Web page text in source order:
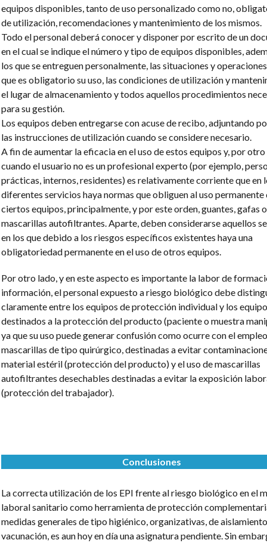
equipos disponibles, tanto de uso personalizado como no,
de utilización, recomendaciones y mantenimiento de los mismos.
Todo el personal deberá conocer y disponer por escrito de un
en el cual se indique el número y tipo de equipos disponibles,
los que se entreguen personalmente, las situaciones y
que es obligatorio su uso, las condiciones de utilización y
el lugar de almacenamiento y todos aquellos procedimientos
para su gestión.
Los equipos deben entregarse con acuse de recibo, adjuntando
las instrucciones de utilización cuando se considere necesario.
A fin de aumentar la eficacia en el uso de estos equipos y, por
cuando el usuario no es un profesional experto (por ejemplo,
prácticas, internos, residentes) es relativamente corriente que en
diferentes servicios haya normas que obliguen al uso permanente
ciertos equipos, principalmente, y por este orden, guantes, gafas o
mascarillas autofiltrantes. Aparte, deben considerarse aquellos
en los que debido a los riesgos específicos existentes haya una
obligatoriedad permanente en el uso de otros equipos.
Por otro lado, y en este aspecto es importante la labor de
información, el personal expuesto a riesgo biológico debe
claramente entre los equipos de protección individual y los
destinados a la protección del producto (paciente o muestra
ya que su uso puede generar confusión como ocurre con el
mascarillas de tipo quirúrgico, destinadas a evitar
material estéril (protección del producto) y el uso de mascarillas
autofiltrantes desechables destinadas a evitar la exposición
(protección del trabajador).
Conclusiones
La correcta utilización de los EPI frente al riesgo biológico en el
laboral sanitario como herramienta de protección
medidas generales de tipo higiénico, organizativas, de
vacunación, es aun hoy en día una asignatura pendiente. Sin